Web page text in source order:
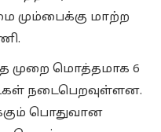
மும்பைக்கு மாற்ற
மொத்தமாக 6
நடைபெறவுள்ளன.
பொதுவான